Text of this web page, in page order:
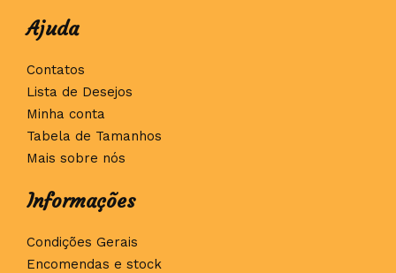
Ajuda
Contatos
Lista de Desejos
Minha conta
Tabela de Tamanhos
Mais sobre nós
Informações
Condições Gerais
Encomendas e stock